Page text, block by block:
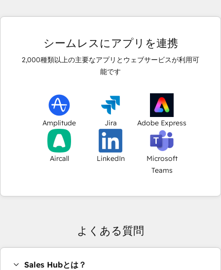
シームレスにアプリを連携
2,000種類以上の主要なアプリとウェブサービスが利用可
能です
Amplitude Jira Adobe Express
Aircall LinkedIn
Microsoft
Teams
よくある質問
Sales Hubとは？